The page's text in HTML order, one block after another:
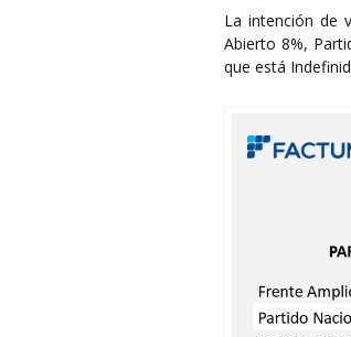
La intención de
Abierto 8%,
que está